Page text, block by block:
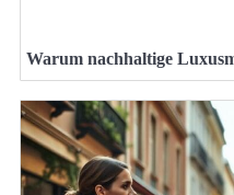
Warum nachhaltige